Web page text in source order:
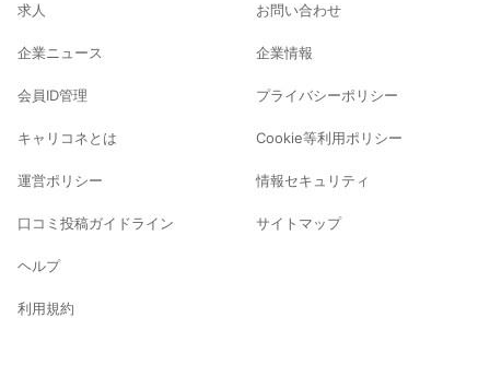
求人
企業ニュース
会員ID管理
キャリコネとは
運営ポリシー
口コミ投稿ガイドライン
ヘルプ
利用規約
お問い合わせ
企業情報
プライバシーポリシー
Cookie等利用ポリシー
情報セキュリティ
サイトマップ